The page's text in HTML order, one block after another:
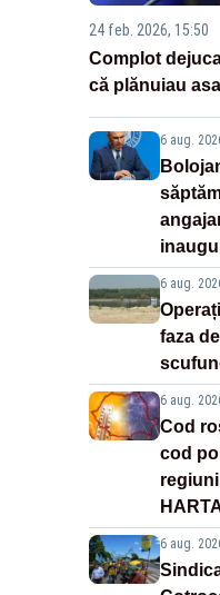
24 feb. 2026, 15:50
Complot
că plănuiau
6 aug.
6 aug.
faza
6 aug.
Cod
cod
6 aug.